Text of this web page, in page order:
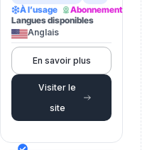
À l’usage
Abonnement
Langues disponibles
Anglais
En savoir plus
Visiter le
site